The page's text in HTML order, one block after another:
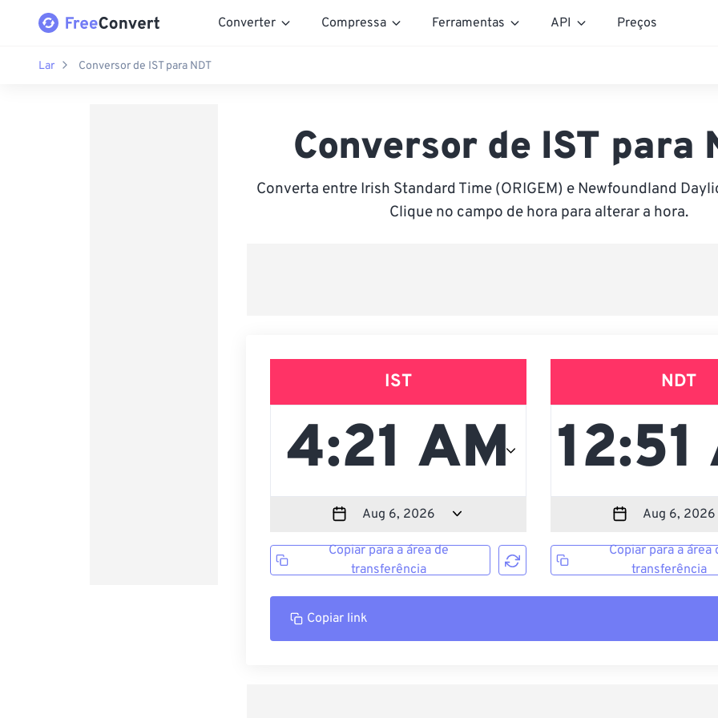
Converter Compressa Ferramentas API Preços
Lar Conversor de IST para NDT
Conversor de IST para
Converta entre Irish Standard Time (ORIGEM) e Newfoundland
Clique no campo de hora para alterar a hora.
IST
Copiar para a área de
transferência
NDT
Copiar para a área
transferência
Copiar link